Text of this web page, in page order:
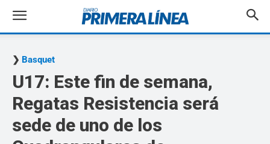
Basquet
U17: Este fin de semana,
Regatas Resistencia será
sede de uno de los